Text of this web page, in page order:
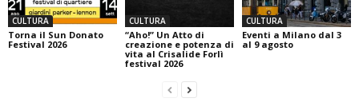
CULTURA
Torna il Sun Donato
Festival 2026
CULTURA
“Aho!” Un Atto di
creazione e potenza di
vita al Crisalide Forlì
festival 2026
CULTURA
Eventi a Milano dal 3
al 9 agosto